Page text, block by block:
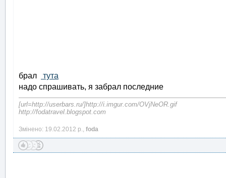
брал
тута
надо спрашивать, я забрал последние
[url=http://userbars.ru/]http://i.imgur.com/OVjNeOR.gif
http://fodatravel.blogspot.com
Змінено: 19.02.2012 р., foda